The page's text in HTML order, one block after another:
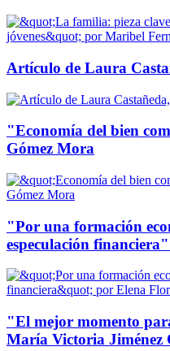
Artículo de Laura
"Economía del bien
Gómez Mora
"Por una formación
especulación
"El mejor momento
María Victoria Jiménez